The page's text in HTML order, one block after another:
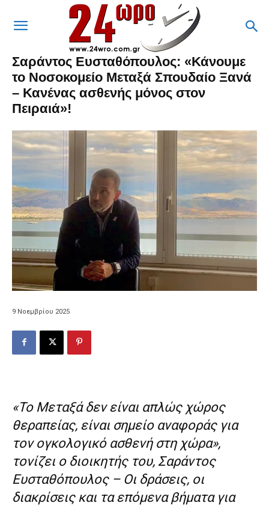
Σαράντος Ευσταθόπουλος: «Κάνουμε
το Νοσοκομείο Μεταξά Σπουδαίο Ξανά
– Κανένας ασθενής μόνος στον
Πειραιά»!
9 Νοεμβρίου 2025
«Το Μεταξά δεν είναι απλώς χώρος
θεραπείας, είναι σημείο αναφοράς για
τον ογκολογικό ασθενή στη χώρα»,
τονίζει ο διοικητής του, Σαράντος
Ευσταθόπουλος – Οι δράσεις, οι
διακρίσεις και τα επόμενα βήματα για